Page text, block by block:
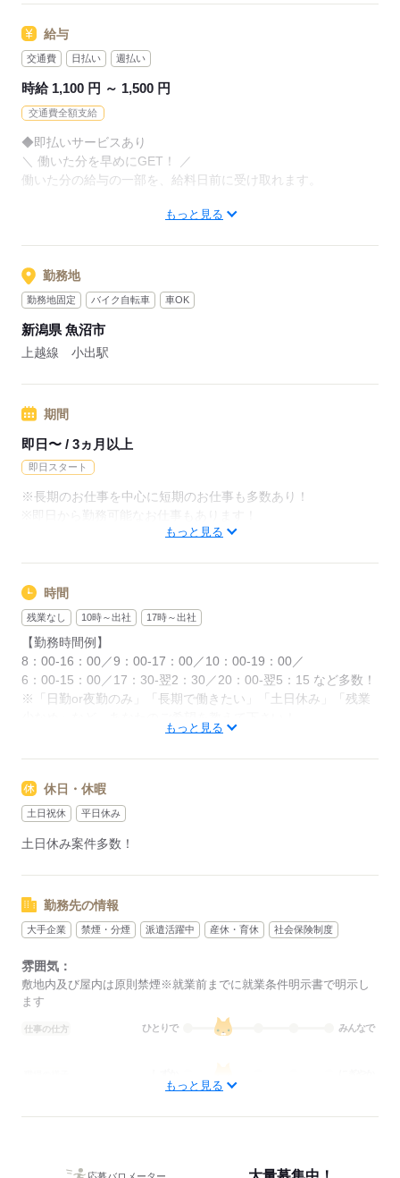
アナタの希望に合ったお仕事を
お探しします！
「自宅の近く」「座り作業」など
なんでもご相談ください。
まずはお気軽にご応募ください。
応募する
20代～50代と幅広い年齢の方が、
様々な職場で活躍中です！
給与
交通費 日払い 週払い
時給 1,100 円 ～ 1,500 円
交通費全額支給
◆即払いサービスあり
＼ 働いた分を早めにGET！ ／
働いた分の給与の一部を、給料日前に受け取れます。
※最短5日後から受け取り可能
※給与は原則【月末締め／翌月25日払い】
※当社規定あり
◆深夜手当アリ
◆残業代支給
勤務時間が8hを超えている場合は時給25％UP
※試用期間ナシ
応募する
もっと見る
勤務地
勤務地固定 バイク自転車 車OK
新潟県 魚沼市
上越線 小出駅
期間
即日〜 / 3ヵ月以上
即日スタート
※長期のお仕事を中心に短期のお仕事も多数あり！
※即日から勤務可能なお仕事もあります！
応募する
もっと見る
時間
残業なし 10時～出社 17時～出社
【勤務時間例】
8：00-16：00／9：00-17：00／10：00-19：00／
6：00-15：00／17：30-翌2：30／20：00-翌5：15 など多数！
※「日勤or夜勤のみ」「長期で働きたい」「土日休み」「残業
その際は、ご希望に沿う他のお仕事を並行してご案内致しま
す。
もっと見る
休日・休暇
土日祝休 平日休み
土日休み案件多数！
勤務先の情報
大手企業 禁煙・分煙 派遣活躍中 産休・育休 社会保険制度
雰囲気：
敷地内及び屋内は原則禁煙※就業前までに就業条件明示書で明示し
ます
仕事の仕方 ひとりで みんなで
もっと見る